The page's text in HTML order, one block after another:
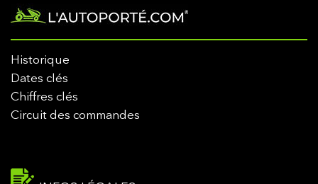
Historique
Dates clés
Chiffres clés
Circuit des commandes